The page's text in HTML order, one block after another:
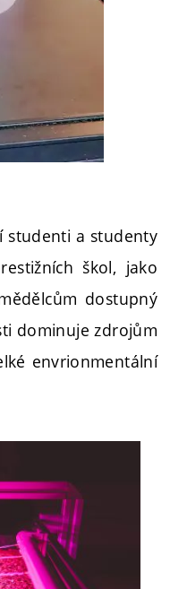
studenti a studenty
škol, jako
dostupný
dominuje zdrojům
envrionmentální